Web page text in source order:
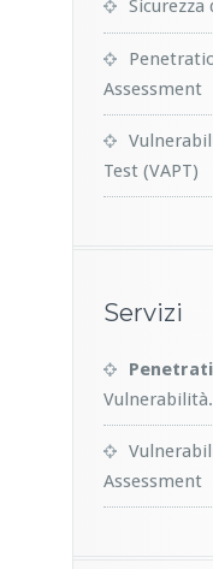
Sicurezza
Assessment
Test (VAPT)
Servizi
Vulnerabilità.
Assessment